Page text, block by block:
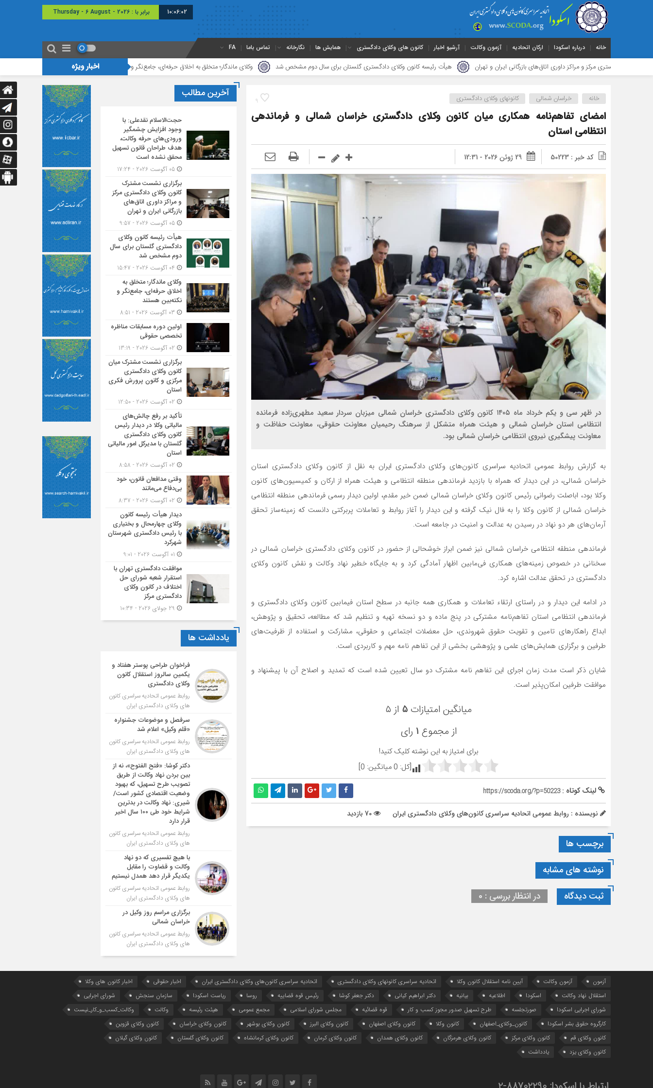
10:06:03 برابر با : Thursday - 6 August - 2026
خانه درباره اسکودا ارکان اتحادیه آزمون وکالت آرشیو اخبار کانون های وکلای دادگستری همایش ها نگارخانه تماس باما FA
اخبار ویژه مرکز و مراکز داوری اتاق‌های بازرگانی ایران و تهران هیأت ‌رئیسه کانون وکلای دادگستری گلستان برای سال دوم مشخص شد وکلای ماندگار؛ متخلق به اخلاق حرفه‌ای، جامع‌نگر و نکته‌بین هستند اولین دوره مسابقات مناظره تخصصی
9 خانه خراسان شمالی کانونهای وکلای دادگستری
امضای تفاهم‌نامه همکاری میان کانون وکلای دادگستری خراسان شمالی و فرماندهی
انتظامی استان
کد خبر : 50223 29 ژوئن 2026 - 12:31
در ظهر سی و یکم خرداد ماه ۱۴۰۵ کانون وکلای دادگستری خراسان شمالی میزبان سردار سعید مطهری‌زاده فرمانده
انتظامی استان خراسان شمالی و هیئت همراه متشکل از سرهنگ رحیمیان معاونت حقوقی، معاونت حفاظت و
معاونت پیشگیری نیروی انتظامی خراسان شمالی بود.
به گزارش روابط عمومی اتحادیه سراسری کانون‌های وکلای دادگستری ایران به نقل از کانون وکلای دادگستری استان
خراسان شمالی، در این دیدار که همراه با بازدید فرماندهی منطقه انتظامی و هیئت همراه از ارکان و کمیسیون‌های کانون
وکلا بود، اباصلت رضوانی رئیس کانون وکلای خراسان شمالی ضمن خیر مقدم، اولین دیدار رسمی فرماندهی منطقه انتظامی
خراسان شمالی از کانون وکلا را به فال نیک گرفته و این دیدار را آغاز روابط و تعاملات پربرکتی دانست که زمینه‌ساز تحقق
آرمان‌های هر دو نهاد در رسیدن به عدالت و امنیت در جامعه است.
فرماندهی منطقه انتظامی خراسان شمالی نیز ضمن ابراز خوشحالی از حضور در کانون وکلای دادگستری خراسان شمالی در
سخنانی در خصوص زمینه‌های همکاری فی‌مابین اظهار آمادگی کرد و به جایگاه خطیر نهاد وکالت و نقش کانون وکلای
دادگستری در تحقق عدالت اشاره کرد.
در ادامه این دیدار و در راستای ارتقاء تعاملات و همکاری همه جانبه در سطح استان فیمابین کانون وکلای دادگستری و
فرماندهی انتظامی استان تفاهم‌نامه مشترکی در پنج ماده و دو نسخه تهیه و تنظیم شد که مطالعه، تحقیق و پژوهش،
ابداع راهکارهای تامین و تقویت حقوق شهروندی، حل معضلات اجتماعی و حقوقی، مشارکت و استفاده از ظرفیت‌های
طرفین و برگزاری همایش‌های علمی و پژوهشی بخشی از این تفاهم نامه مهم و کاربردی است.
شایان ذکر است مدت زمان اجرای این تفاهم نامه مشترک دو سال تعیین شده است که تمدید و اصلاح آن با پیشنهاد و
موافقت طرفین امکان‌پذیر است.
میانگین امتیازات ۵ از ۵
از مجموع ۱ رای
برای امتیاز به این نوشته کلیک کنید!
[کل: 0میانگین: 0
]
لینک کوتاه :https://scoda.org/?p=50223
نویسنده : روابط عمومی اتحادیه سراسری کانون‌های وکلای دادگستری ایران
برچسب ها
نوشته های مشابه
ثبت دیدگاه
در انتظار بررسی : 0
آخرین مطالب
حجت‌الاسلام نقدعلی: با
وجود افزایش چشمگیر
ورودی‌های حرفه وکالت،
هدف طراحان قانون تسهیل
محقق نشده است
برگزاری نشست مشترک
کانون وکلای دادگستری مرکز
و مراکز داوری اتاق‌های
بازرگانی ایران و تهران
هیأت ‌رئیسه کانون وکلای
دادگستری گلستان برای سال
دوم مشخص شد
وکلای ماندگار؛ متخلق به
اخلاق حرفه‌ای، جامع‌نگر و
نکته‌بین هستند
اولین دوره مسابقات مناظره
تخصصی حقوقی
برگزاری نشست مشترک میان
کانون وکلای دادگستری
مرکزی و کانون پرورش فکری
استان
تأکید بر رفع چالش‌های
مالیاتی وکلا در دیدار رئیس
کانون وکلای دادگستری
گلستان با مدیرکل امور مالیاتی
استان
وقتی مدافعان قانون، خود
بی‌دفاع می‌مانند
دیدار هیأت رئیسه کانون
وکلای چهارمحال و بختیاری
با رئیس دادگستری شهرستان
شهرکرد
موافقت دادگستری تهران با
استقرار شعبه شورای حل
اختلاف در کانون وکلای
دادگستری مرکز
یادداشت ها
فراخوان طراحی پوستر هفتاد و
یکمین سالروز استقلال کانون
وکلای دادگستری
روابط عمومی اتحادیه سراسری کانون
های وکلای دادگستری ایران
سرفصل و موضوعات جشنواره
«قلم وکیل» اعلام شد
روابط عمومی اتحادیه سراسری کانون
های وکلای دادگستری ایران
دکتر کوشا: «فتح الفتوح»، نه از
بین بردن نهاد وکالت از طریق
تصویب طرح تسهیل، که بهبود
وضعیت اقتصادی کشور است/
شیری: نهاد وکالت در بدترین
شرایط خود طی ۱۰۰ سال اخیر
قرار دارد
روابط عمومی اتحادیه سراسری کانون
های وکلای دادگستری ایران
با هیچ تفسیری که دو نهاد
وکالت و قضاوت را مقابل
یکدیگر قرار دهد همدل نیستیم
روابط عمومی اتحادیه سراسری کانون
های وکلای دادگستری ایران
برگزاری مراسم روز وکیل در
خراسان شمالی
روابط عمومی اتحادیه سراسری کانون
های وکلای دادگستری ایران
آزمون آزمون وکالت آیین ‌نامه استقلال کانون وکلا اتحادیه سراسری کانونهای وکلای دادگستری اتحادیه سراسری کانون‌های وکلای دادگستری ایران اخبار حقوقی
اخبار کانون های وکلا
استقلال نهاد وکالت
اسکودا اطلاعیه بیانیه دکتر ابراهیم کیانی دکتر جعفر کوشا رئیس قوه قضاییه روسا ریاست اسکودا سازمان سنجش
شورای اجرایی
شورای اجرایی اسکودا
صورتجلسه طرح تسهیل صدور مجوز کسب و کار قوه قضائیه مجلس شورای اسلامی مجمع عمومی هیئت رئیسه وکالت
وکالت_کسب_و_کار_نیست
کارگروه حقوق بشر اسکودا
کانون_وکلای_اصفهان کانون وکلا کانون وکلای اصفهان کانون وکلای البرز کانون وکلای بوشهر کانون وکلای خراسان
کانون وکلای قزوین
کانون وکلای قم
کانون وکلای مرکز کانون وکلای هرمزگان کانون وکلای همدان کانون وکلای کرمان کانون وکلای کرمانشاه کانون وکلای گلستان
کانون وکلای گیلان
کانون وکلای یزد
یادداشت